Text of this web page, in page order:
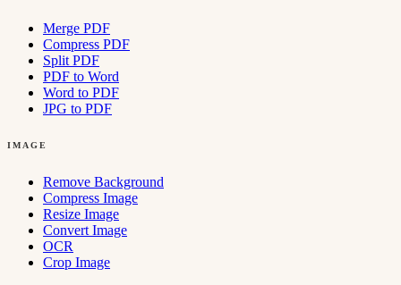
Merge PDF
Compress PDF
Split PDF
PDF to Word
Word to PDF
JPG to PDF
IMAGE
Remove Background
Compress Image
Resize Image
Convert Image
OCR
Crop Image